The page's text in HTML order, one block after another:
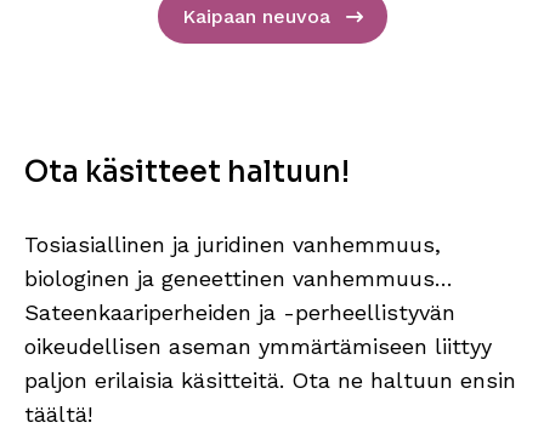
Kaipaan neuvoa
Ota käsitteet haltuun!
Tosiasiallinen ja juridinen vanhemmuus,
biologinen ja geneettinen vanhemmuus…
Sateenkaariperheiden ja -perheellistyvän
oikeudellisen aseman ymmärtämiseen liittyy
paljon erilaisia käsitteitä. Ota ne haltuun ensin
täältä!